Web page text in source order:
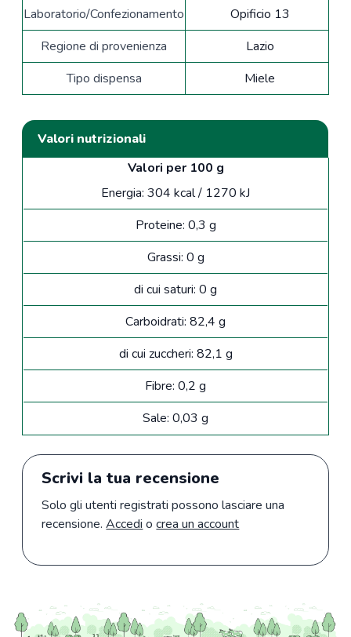
Laboratorio/Confezionamento
Opificio 13
Regione di provenienza
Lazio
Tipo dispensa
Miele
Valori nutrizionali
Valori per 100 g
Energia: 304 kcal / 1270 kJ
Proteine: 0,3 g
Grassi: 0 g
di cui saturi: 0 g
Carboidrati: 82,4 g
di cui zuccheri: 82,1 g
Fibre: 0,2 g
Sale: 0,03 g
Scrivi la tua recensione
Solo gli utenti registrati possono lasciare una
recensione.Accedi ocrea un account